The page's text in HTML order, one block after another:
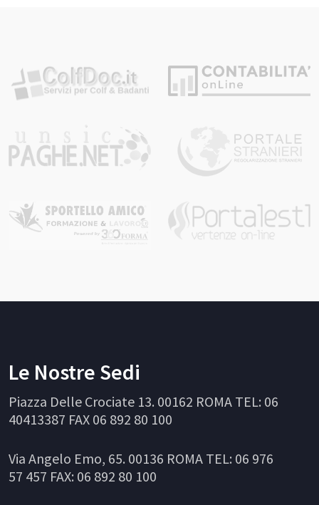
Le Nostre Sedi
Piazza Delle Crociate 13. 00162 ROMA TEL: 06
40413387 FAX 06 892 80 100
Via Angelo Emo, 65. 00136 ROMA TEL: 06 976
57 457 FAX: 06 892 80 100